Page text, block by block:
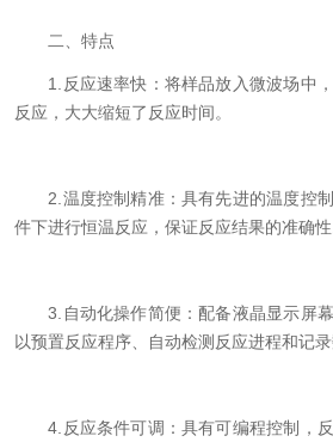
二、特点
1.反应速率快：将样品放入微波场中，
反应，大大缩短了反应时间。
2.温度控制精准：具有先进的温度控制
件下进行恒温反应，保证反应结果的准确性
3.自动化操作简便：配备液晶显示屏幕
以预置反应程序、自动检测反应进程和记录
4.反应条件可调：具有可编程控制，反